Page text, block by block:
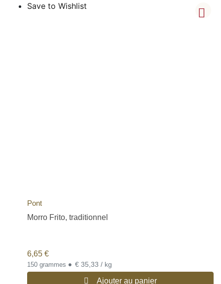
Save to Wishlist
Pont
Morro Frito, traditionnel
6,65 €
150 grammes • € 35,33 / kg
Ajouter au panier